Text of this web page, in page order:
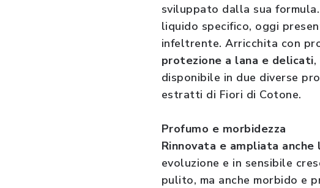
sviluppato dalla sua
liquido specifico, oggi
infeltrente. Arricchita con
protezione a lana e delicati
disponibile in due diverse
estratti di Fiori di Cotone.
Profumo e morbidezza
Rinnovata e ampliata
evoluzione e in sensibile
pulito, ma anche morbido e